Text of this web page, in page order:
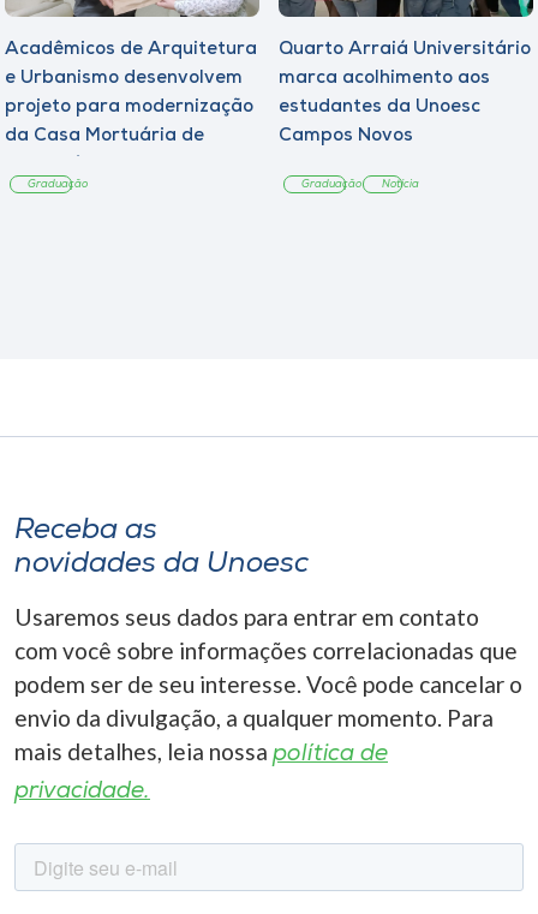
Acadêmicos de Arquitetura
e Urbanismo desenvolvem
projeto para modernização
da Casa Mortuária de
Graduação
Quarto Arraiá Universitário
marca acolhimento aos
estudantes da Unoesc
Campos Novos
Graduação Notícia
Receba as
novidades da Unoesc
Usaremos seus dados para entrar em contato
com você sobre informações correlacionadas que
podem ser de seu interesse. Você pode cancelar o
envio da divulgação, a qualquer momento. Para
mais detalhes, leia nossa política de
privacidade.